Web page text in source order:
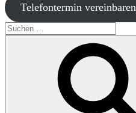
Telefontermin vereinbaren
Suche
nach: